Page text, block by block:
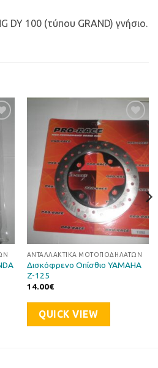
DY 100 (τύπου GRAND) γνήσιο.
στη Λίστα
Επιθυμιών
ΑΝΤΑΛΛΑΚΤΙΚΆ ΜΟΤΟΠΟΔΗΛΆΤΩΝ
Δισκόφρενο Οπίσθιο YAMAHA
Z-125
14.00€
QUICK VIEW